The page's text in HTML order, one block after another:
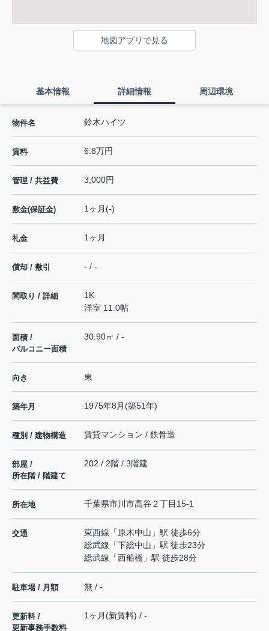
地図アプリで見る
基本情報 詳細情報 周辺環境
物件名 鈴木ハイツ
賃料 6.8万円
管理 / 共益費 3,000円
敷金(保証金) 1ヶ月(-)
礼金 1ヶ月
償却 / 敷引 - / -
間取り / 詳細
1K
洋室 11.0帖
面積 /
バルコニー面積
30.90㎡ / -
向き 東
築年月 1975年8月(築51年)
種別 / 建物構造 賃貸マンション / 鉄骨造
部屋 /
所在階 / 階建て
202 / 2階 / 3階建
所在地 千葉県市川市高谷 ２丁目15-1
交通 東西線 「 原木中山 」駅 徒歩6分
総武線 「下総中山 」駅 徒歩23分
総武線 「西船橋 」駅 徒歩28分
駐車場 / 月額 無 / -
更新料 /
更新事務手数料
1ヶ月(新賃料) / -